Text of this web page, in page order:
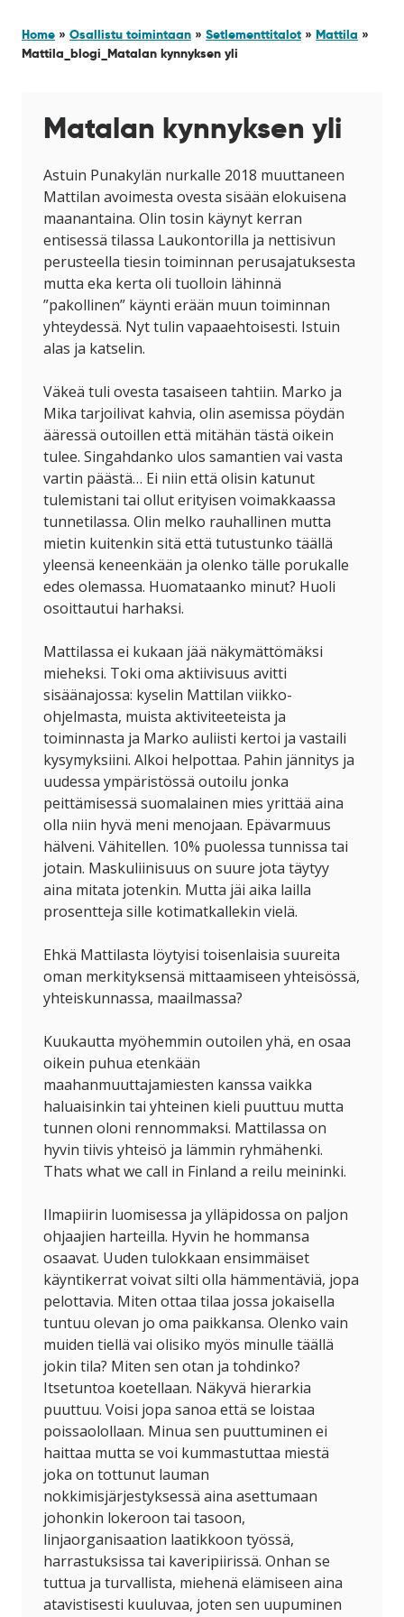
Home » Osallistu toimintaan » Setlementtitalot » Mattila »
Mattila_blogi_Matalan kynnyksen yli
Matalan kynnyksen yli
Astuin Punakylän nurkalle 2018 muuttaneen
Mattilan avoimesta ovesta sisään elokuisena
maanantaina. Olin tosin käynyt kerran
entisessä tilassa Laukontorilla ja nettisivun
perusteella tiesin toiminnan perusajatuksesta
mutta eka kerta oli tuolloin lähinnä
”pakollinen” käynti erään muun toiminnan
yhteydessä. Nyt tulin vapaaehtoisesti. Istuin
alas ja katselin.
Väkeä tuli ovesta tasaiseen tahtiin. Marko ja
Mika tarjoilivat kahvia, olin asemissa pöydän
ääressä outoillen että mitähän tästä oikein
tulee. Singahdanko ulos samantien vai vasta
vartin päästä… Ei niin että olisin katunut
tulemistani tai ollut erityisen voimakkaassa
tunnetilassa. Olin melko rauhallinen mutta
mietin kuitenkin sitä että tutustunko täällä
yleensä keneenkään ja olenko tälle porukalle
edes olemassa. Huomataanko minut? Huoli
osoittautui harhaksi.
Mattilassa ei kukaan jää näkymättömäksi
mieheksi. Toki oma aktiivisuus avitti
sisäänajossa: kyselin Mattilan viikko-
ohjelmasta, muista aktiviteeteista ja
toiminnasta ja Marko auliisti kertoi ja vastaili
kysymyksiini. Alkoi helpottaa. Pahin jännitys ja
uudessa ympäristössä outoilu jonka
peittämisessä suomalainen mies yrittää aina
olla niin hyvä meni menojaan. Epävarmuus
hälveni. Vähitellen. 10% puolessa tunnissa tai
jotain. Maskuliinisuus on suure jota täytyy
aina mitata jotenkin. Mutta jäi aika lailla
prosentteja sille kotimatkallekin vielä.
Ehkä Mattilasta löytyisi toisenlaisia suureita
oman merkityksensä mittaamiseen yhteisössä,
yhteiskunnassa, maailmassa?
Kuukautta myöhemmin outoilen yhä, en osaa
oikein puhua etenkään
maahanmuuttajamiesten kanssa vaikka
haluaisinkin tai yhteinen kieli puuttuu mutta
tunnen oloni rennommaksi. Mattilassa on
hyvin tiivis yhteisö ja lämmin ryhmähenki.
Thats what we call in Finland a reilu meininki.
Ilmapiirin luomisessa ja ylläpidossa on paljon
ohjaajien harteilla. Hyvin he hommansa
osaavat. Uuden tulokkaan ensimmäiset
käyntikerrat voivat silti olla hämmentäviä, jopa
pelottavia. Miten ottaa tilaa jossa jokaisella
tuntuu olevan jo oma paikkansa. Olenko vain
muiden tiellä vai olisiko myös minulle täällä
jokin tila? Miten sen otan ja tohdinko?
Itsetuntoa koetellaan. Näkyvä hierarkia
puuttuu. Voisi jopa sanoa että se loistaa
poissaolollaan. Minua sen puuttuminen ei
haittaa mutta se voi kummastuttaa miestä
joka on tottunut lauman
nokkimisjärjestyksessä aina asettumaan
johonkin lokeroon tai tasoon,
linjaorganisaation laatikkoon työssä,
harrastuksissa tai kaveripiirissä. Onhan se
tuttua ja turvallista, miehenä elämiseen aina
atavistisesti kuuluvaa, joten sen uupuminen